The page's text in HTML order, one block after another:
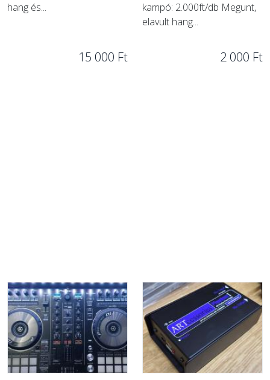
hang és...
15 000 Ft
kampó: 2.000ft/db Megunt,
elavult hang...
2 000 Ft